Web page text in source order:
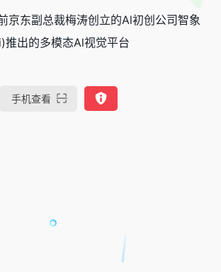
京东副总裁梅涛创立的Al初创公司智象
出的多模态Al视觉平台
手机查看